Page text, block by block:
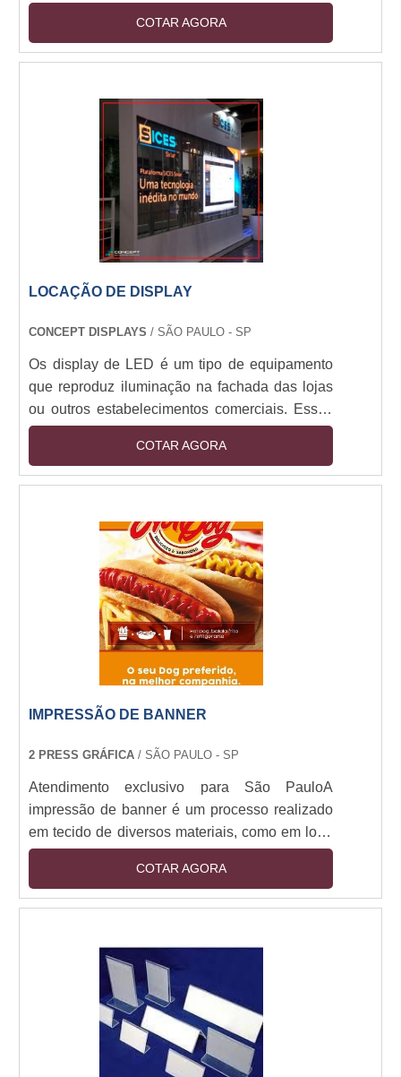
ambientes comerciais, eventos, e em ações de
marketing, merchandising, propaganda,
publicidade e ações nos pontos de venda.As
clássicos a representar um display chão fica a
cargo do quadriedro. A peça pode ser colocada
em churrascarias, restaurantes e demais
espaços desse t....
COTAR AGORA
LOCAÇÃO DE DISPLAY
CONCEPT DISPLAYS / SÃO PAULO - SP
Os display de LED é um tipo de equipamento
que reproduz iluminação na fachada das lojas
ou outros estabelecimentos comerciais. Essas
ferramentas se encaixam em uma categoria de
aparelhos para a comunicação visual que
conseguem atrair e cativar com bastante
ser personalizado em diversas cores, designs e
materiais, por exemplo, acrílico, polietileno,
polipropileno, entre outros. Para otimizar
COTAR AGORA
IMPRESSÃO DE BANNER
2 PRESS GRÁFICA / SÃO PAULO - SP
Atendimento exclusivo para São PauloA
impressão de banner é um processo realizado
em tecido de diversos materiais, como em lona
ou papel especial em um lado apenas ou
frente-verso. Essa impressão possui a
qualidade de destacar informações a longas
rápidas.CARACTERÍSTICAS DO SERVIÇOA
impressão é o serviço pelo qual o cliente
encontra a solução ideal para proporcionar a
comunicação das ações e cam....
COTAR AGORA